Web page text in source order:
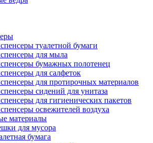
туалетной бумаги
для мыла
бумажных полотенец
для салфеток
для протирочных материалов
сидений для унитаза
для гигиенических пакетов
освежителей воздуха
материалы
для мусора
бумага